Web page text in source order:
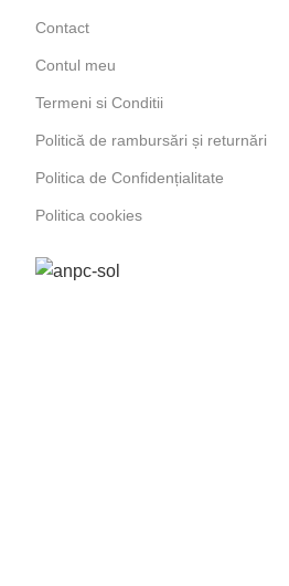
Contact
Contul meu
Termeni si Conditii
Politică de rambursări și returnări
Politica de Confidențialitate
Politica cookies